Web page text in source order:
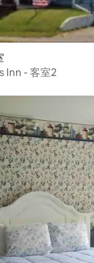
Inn - 客室2